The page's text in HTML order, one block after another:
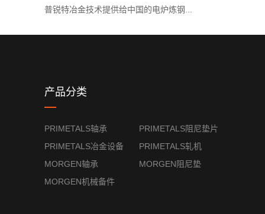
普锐特冶金技术提供给中国的电炉炼钢...
产品分类
PRIMETALS轴承
PRIMETALS阻尼垫片
PRIMETALS冶金设备
PRIMETALS轧机
MORGEN轴承
MORGEN阻尼垫
MORGEN机械备件